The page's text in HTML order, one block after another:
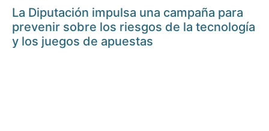
La Diputación impulsa una campaña para
prevenir sobre los riesgos de la tecnología
y los juegos de apuestas